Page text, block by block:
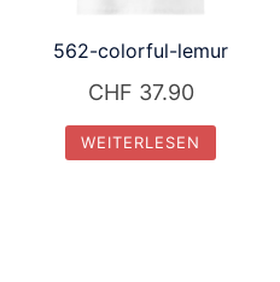
562-colorful-lemur
CHF 37.90
WEITERLESEN